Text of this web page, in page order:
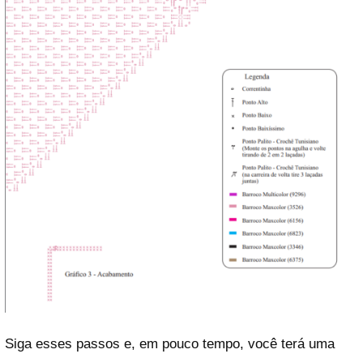
Siga esses passos e, em pouco tempo, você terá uma